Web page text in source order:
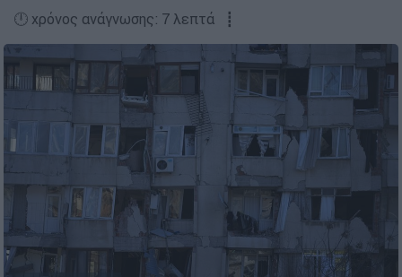
🕛 χρόνος ανάγνωσης: 7 λεπτά ┋